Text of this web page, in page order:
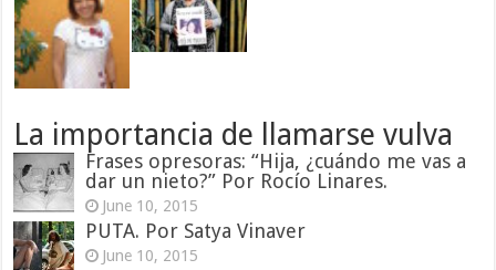
La importancia de llamarse vulva
Frases opresoras: “Hija, ¿cuándo me vas a
dar un nieto?” Por Rocío Linares.
June 10, 2015
PUTA. Por Satya Vinaver
June 10, 2015